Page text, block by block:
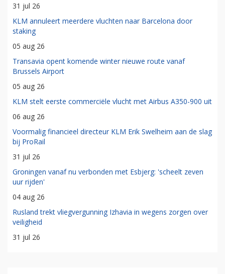
31 jul 26
KLM annuleert meerdere vluchten naar Barcelona door
staking
05 aug 26
Transavia opent komende winter nieuwe route vanaf
Brussels Airport
05 aug 26
KLM stelt eerste commerciële vlucht met Airbus A350-900 uit
06 aug 26
Voormalig financieel directeur KLM Erik Swelheim aan de slag
bij ProRail
31 jul 26
Groningen vanaf nu verbonden met Esbjerg: 'scheelt zeven
uur rijden'
04 aug 26
Rusland trekt vliegvergunning Izhavia in wegens zorgen over
veiligheid
31 jul 26